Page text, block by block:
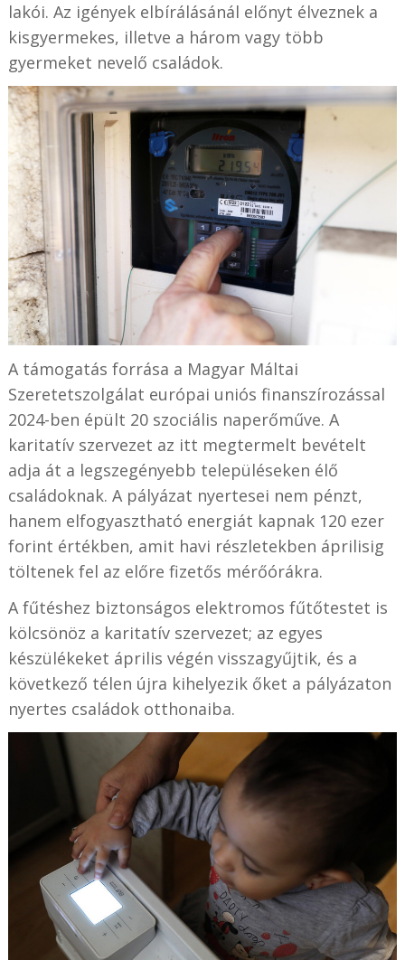
lakói. Az igények elbírálásánál előnyt élveznek a
kisgyermekes, illetve a három vagy több
gyermeket nevelő családok.
A támogatás forrása a Magyar Máltai
Szeretetszolgálat európai uniós finanszírozással
2024-ben épült 20 szociális naperőműve. A
karitatív szervezet az itt megtermelt bevételt
adja át a legszegényebb településeken élő
családoknak. A pályázat nyertesei nem pénzt,
hanem elfogyasztható energiát kapnak 120 ezer
forint értékben, amit havi részletekben áprilisig
töltenek fel az előre fizetős mérőórákra.
A fűtéshez biztonságos elektromos fűtőtestet is
kölcsönöz a karitatív szervezet; az egyes
készülékeket április végén visszagyűjtik, és a
következő télen újra kihelyezik őket a pályázaton
nyertes családok otthonaiba.